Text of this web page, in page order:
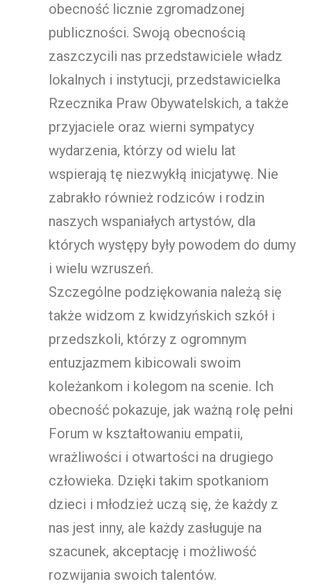
obecność licznie zgromadzonej
publiczności. Swoją obecnością
zaszczycili nas przedstawiciele władz
lokalnych i instytucji, przedstawicielka
Rzecznika Praw Obywatelskich, a także
przyjaciele oraz wierni sympatycy
wydarzenia, którzy od wielu lat
wspierają tę niezwykłą inicjatywę. Nie
zabrakło również rodziców i rodzin
naszych wspaniałych artystów, dla
których występy były powodem do dumy
i wielu wzruszeń.
Szczególne podziękowania należą się
także widzom z kwidzyńskich szkół i
przedszkoli, którzy z ogromnym
entuzjazmem kibicowali swoim
koleżankom i kolegom na scenie. Ich
obecność pokazuje, jak ważną rolę pełni
Forum w kształtowaniu empatii,
wrażliwości i otwartości na drugiego
człowieka. Dzięki takim spotkaniom
dzieci i młodzież uczą się, że każdy z
nas jest inny, ale każdy zasługuje na
szacunek, akceptację i możliwość
rozwijania swoich talentów.